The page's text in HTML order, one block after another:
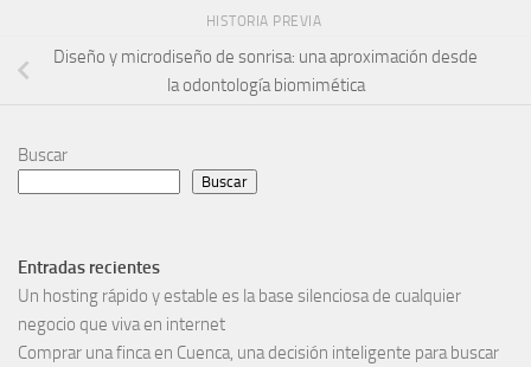
HISTORIA PREVIA
Diseño y microdiseño de sonrisa: una aproximación desde
la odontología biomimética
Buscar
Buscar
Entradas recientes
Un hosting rápido y estable es la base silenciosa de cualquier
negocio que viva en internet
Comprar una finca en Cuenca, una decisión inteligente para buscar